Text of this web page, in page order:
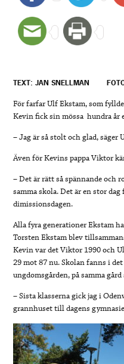
TEXT: JAN SNELLMAN
För farfar Ulf Ekstam, som
Kevin fick sin mössa hundra år
– Jag är så stolt och glad, säger
Även för Kevins pappa Viktor
– Det är rätt så spännande och
samma skola. Det är en stor
dimissionsdagen.
Alla fyra generationer Ekstam
Torsten Ekstam blev
Kevin var det Viktor 1990 och
29 mot 87 nu. Skolan fanns i
ungdomsgården, på samma
– Sista klasserna gick jag i
grannhuset till dagens